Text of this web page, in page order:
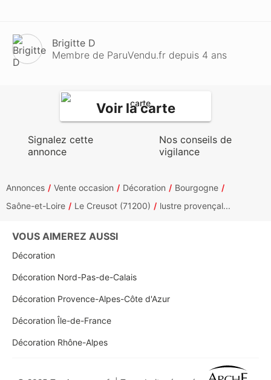
Brigitte D
Membre de ParuVendu.fr depuis 4 ans
Voir la carte
Signalez cette
annonce
Nos conseils de
vigilance
Annonces Vente occasion Décoration
Bourgogne
Saône-et-Loire
Le Creusot (71200) lustre provençal...
VOUS AIMEREZ AUSSI
Décoration
Décoration Nord-Pas-de-Calais
Décoration Provence-Alpes-Côte d'Azur
Décoration Île-de-France
Décoration Rhône-Alpes